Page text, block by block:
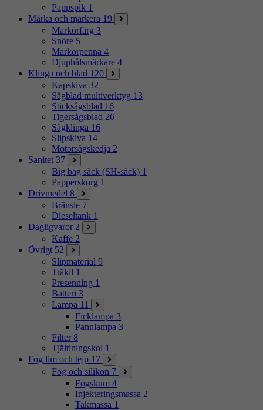
Pappspik 1
Märka och markera 19
Markörfärg 3
Snöre 5
Markörpenna 4
Djuphålsmärkare 4
Klinga och blad 120
Kapskiva 32
Sågblad multiverktyg 13
Sticksågsblad 16
Tigersågsblad 26
Sågklinga 16
Slipskiva 14
Motorsågskedja 2
Sanitet 37
Big bag säck (SH-säck) 1
Papperskorg 1
Drivmedel 8
Bränsle 7
Dieseltank 1
Dagligvaror 2
Kaffe 2
Övrigt 52
Slipmaterial 9
Träkil 1
Presenning 1
Batteri 3
Lampa 11
Ficklampa 3
Pannlampa 3
Filter 8
Tjältiningskol 1
Fog lim och tejp 17
Fog och silikon 7
Fogskum 4
Injekteringsmassa 2
Takmassa 1